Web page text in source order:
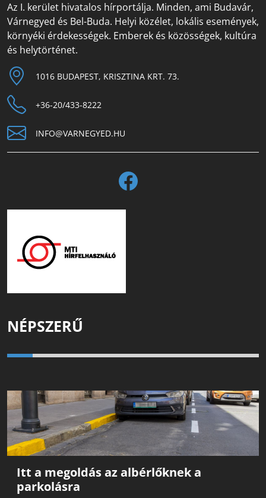
Az I. kerület hivatalos hírportálja. Minden, ami Budavár,
Várnegyed és Bel-Buda. Helyi közélet, lokális események,
környéki érdekességek. Emberek és közösségek, kultúra
és helytörténet.
1016 BUDAPEST, KRISZTINA KRT. 73.
+36-20/433-8222
INFO@VARNEGYED.HU
NÉPSZERŰ
Itt a megoldás az albérlőknek a
parkolásra